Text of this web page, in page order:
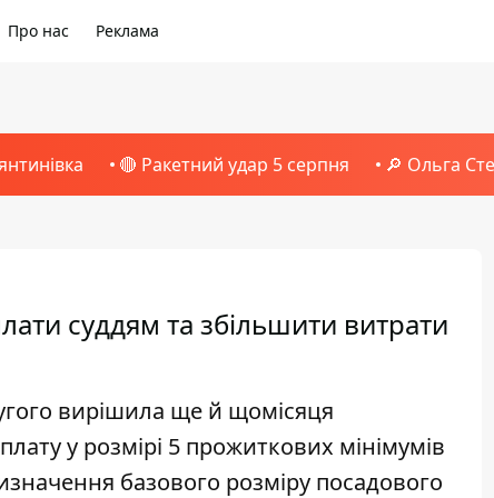
Про нас Реклама
🔴 Ракетний удар 5 серпня 🔎 Ольга
суддям та збільшити витрати
вирішила ще й щомісяця
у розмірі 5 прожиткових мінімумів
базового розміру посадового